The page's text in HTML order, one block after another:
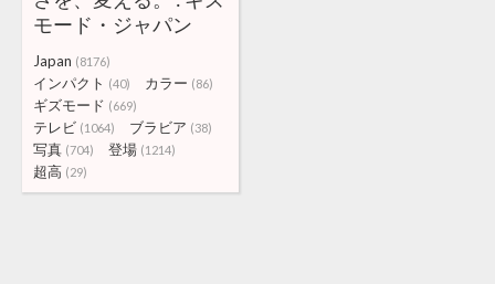
モード・ジャパン
Japan (8176)
インパクト (40) カラー (86)
ギズモード (669)
テレビ (1064) ブラビア (38)
写真 (704) 登場 (1214)
超高 (29)